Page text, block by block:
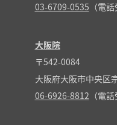
03-6709-0535 （電
大阪院
〒542-0084
大阪府大阪市中央区
06-6926-8812 （電